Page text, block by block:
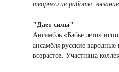
творческие работы:
"Дает силы"
Ансамбль «Бабье лето»
ансамбля русские народные
возрастов. Участница